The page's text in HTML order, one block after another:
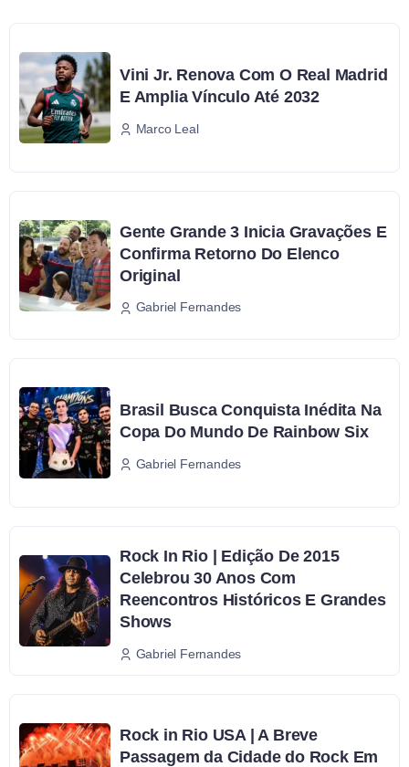
Vini Jr. Renova Com O Real Madrid
E Amplia Vínculo Até 2032
Marco Leal
Gente Grande 3 Inicia Gravações E
Confirma Retorno Do Elenco
Original
Gabriel Fernandes
Brasil Busca Conquista Inédita Na
Copa Do Mundo De Rainbow Six
Gabriel Fernandes
Rock In Rio | Edição De 2015
Celebrou 30 Anos Com
Reencontros Históricos E Grandes
Shows
Gabriel Fernandes
Rock in Rio USA | A Breve
Passagem da Cidade do Rock Em